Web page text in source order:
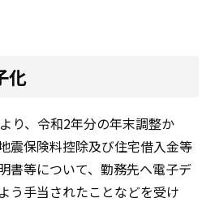
化
り、令和2年分の年末調整か
震保険料控除及び住宅借入金等
書等について、勤務先へ電子デ
う手当されたことなどを受け